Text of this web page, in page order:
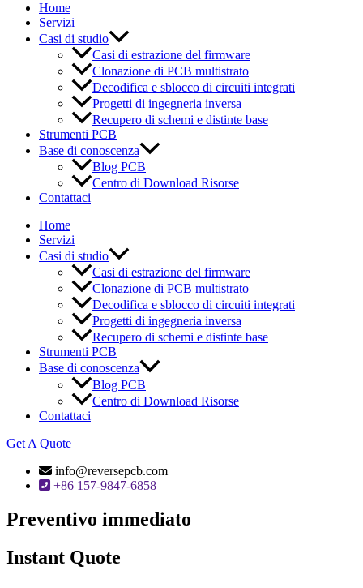
Home
Servizi
Casi di studio
Casi di estrazione del firmware
Clonazione di PCB multistrato
Decodifica e sblocco di circuiti integrati
Progetti di ingegneria inversa
Recupero di schemi e distinte base
Strumenti PCB
Base di conoscenza
Blog PCB
Centro di Download Risorse
Contattaci
Home
Servizi
Casi di studio
Casi di estrazione del firmware
Clonazione di PCB multistrato
Decodifica e sblocco di circuiti integrati
Progetti di ingegneria inversa
Recupero di schemi e distinte base
Strumenti PCB
Base di conoscenza
Blog PCB
Centro di Download Risorse
Contattaci
Get A Quote
info@reversepcb.com
+86 157-9847-6858
Preventivo immediato
Instant Quote